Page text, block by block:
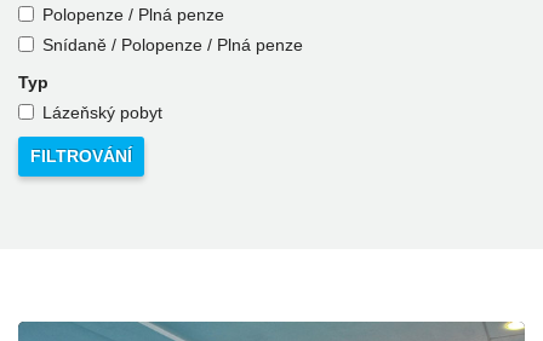
Polopenze / Plná penze
Snídaně / Polopenze / Plná penze
Typ
Lázeňský pobyt